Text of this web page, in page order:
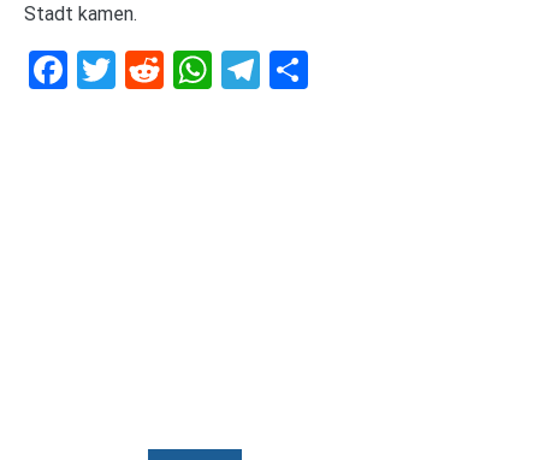
Stadt kamen.
Facebook
Twitter
RedditWhatsApp
Telegram